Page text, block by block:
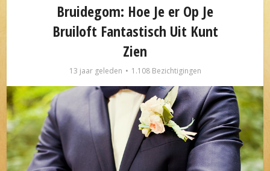
Bruidegom: Hoe Je er Op Je
Bruiloft Fantastisch Uit Kunt
Zien
13 jaar geleden 1.108 Bezichtigingen